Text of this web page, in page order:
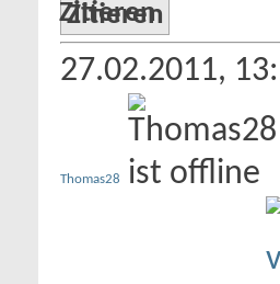
Zitieren
27.02.2011,
Thomas28